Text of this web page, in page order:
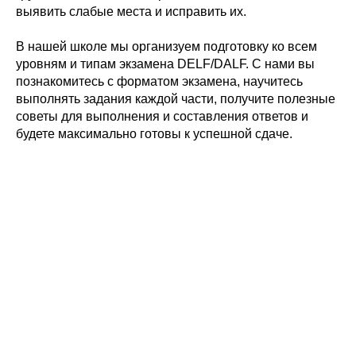
выявить слабые места и исправить их.
В нашей школе мы организуем подготовку ко всем
уровням и типам экзамена DELF/DALF. С нами вы
познакомитесь с форматом экзамена, научитесь
выполнять задания каждой части, получите полезные
советы для выполнения и составления ответов и
будете максимально готовы к успешной сдаче.